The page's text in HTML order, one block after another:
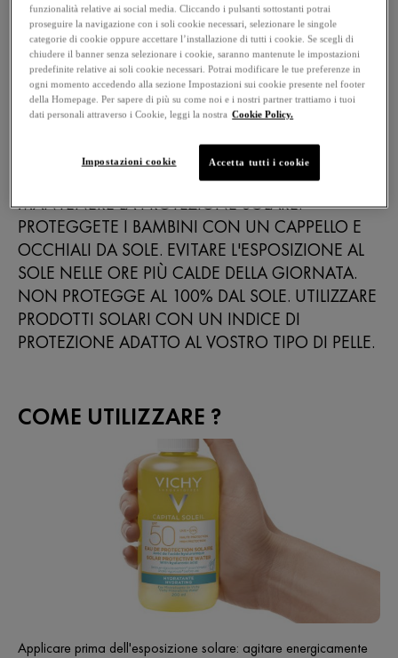
RIMANETE TROPPO A LUNGO AL SOLE ANCHE
SE UTILIZZATE UN PRODOTTO PER LA
PROTEZIONE SOLARE, PERCHÉ NON VI
ASSICURA UNA PROTEZIONE DEL 100% DAI
RAGGI UV. APPLICATE IL PRODOTTO
RINNOVATE FREQUENTEMENTE E
ABBONDANTEMENTE L'APPLICAZIONE PER
MANTENERE LA PROTEZIONE SOLARE.
PROTEGGETE I BAMBINI CON UN CAPPELLO E
OCCHIALI DA SOLE. EVITARE L'ESPOSIZIONE AL
SOLE NELLE ORE PIÙ CALDE DELLA GIORNATA.
NON PROTEGGE AL 100% DAL SOLE. UTILIZZARE
PRODOTTI SOLARI CON UN INDICE DI
PROTEZIONE ADATTO AL VOSTRO TIPO DI PELLE.
COME UTILIZZARE ?
Applicare prima dell'esposizione solare: agitare energicamente
funzionalità relative ai social media. Cliccando i pulsanti sottostanti potrai
proseguire la navigazione con i soli cookie necessari, selezionare le singole
categorie di cookie oppure accettare l’installazione di tutti i cookie. Se scegli di
chiudere il banner senza selezionare i cookie, saranno mantenute le impostazioni
predefinite relative ai soli cookie necessari. Potrai modificare le tue preferenze in
ogni momento accedendo alla sezione Impostazioni sui cookie presente nel footer
della Homepage. Per sapere di più su come noi e i nostri partner trattiamo i tuoi
dati personali attraverso i Cookie, leggi la nostra Cookie Policy.
Impostazioni cookie Accetta tutti i cookie